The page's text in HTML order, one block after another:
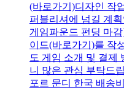
(바로가기)디자인 작
퍼블리셔에 넘길 계
게임파운드 펀딩 마
이드(바로가기)를 작
도 게임 소개 및 결제
니 많은 관심 부탁드
포르 문디 한국 배송